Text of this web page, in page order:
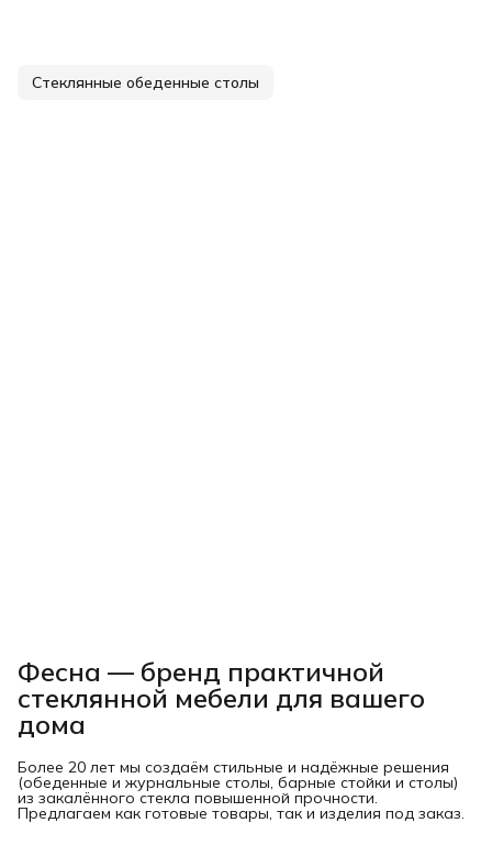
Стеклянные обеденные столы
Фесна — бренд практичной
стеклянной мебели для вашего
дома
Более 20 лет мы создаём стильные и надёжные решения
(обеденные и журнальные столы, барные стойки и столы)
из закалённого стекла повышенной прочности.
Предлагаем как готовые товары, так и изделия под заказ.